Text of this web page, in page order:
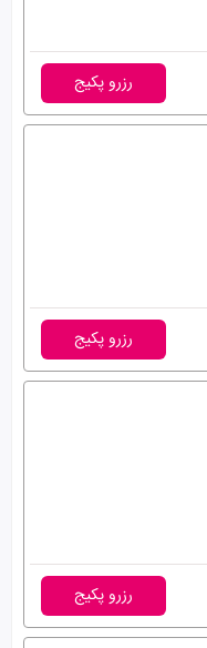
رزرو پکیج
رزرو پکیج
رزرو پکیج